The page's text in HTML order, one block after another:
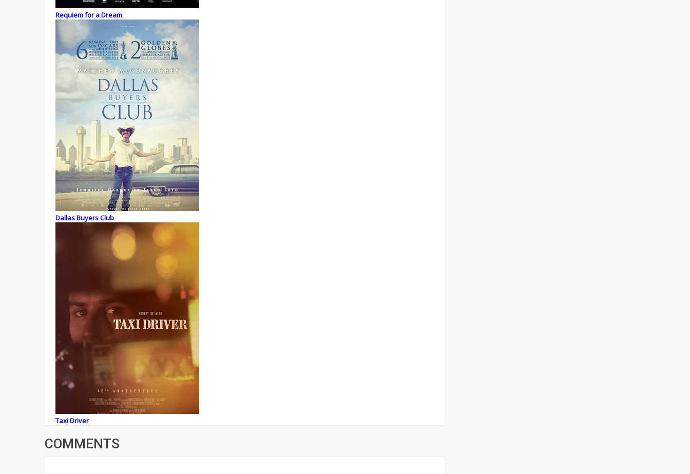
Requiem for a Dream
Dallas Buyers Club
Taxi Driver
COMMENTS